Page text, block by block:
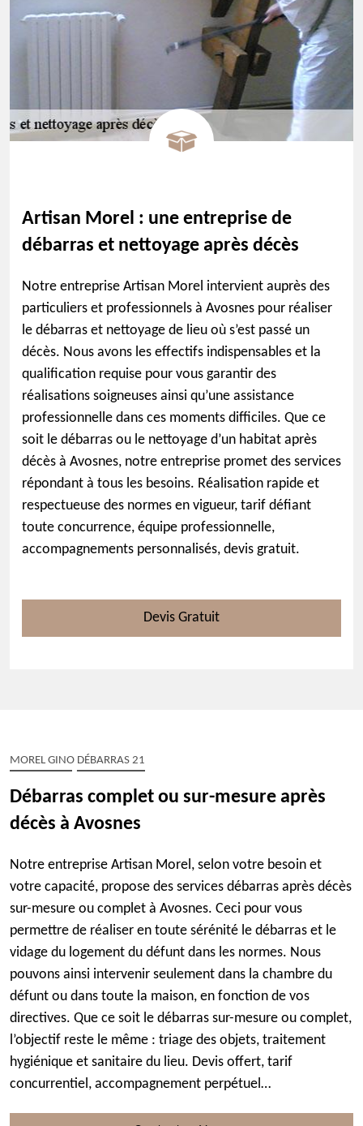
Artisan Morel : une entreprise de
débarras et nettoyage après décès
Notre entreprise Artisan Morel intervient auprès des
particuliers et professionnels à Avosnes pour réaliser
le débarras et nettoyage de lieu où s’est passé un
décès. Nous avons les effectifs indispensables et la
qualification requise pour vous garantir des
réalisations soigneuses ainsi qu’une assistance
professionnelle dans ces moments difficiles. Que ce
soit le débarras ou le nettoyage d’un habitat après
décès à Avosnes, notre entreprise promet des services
répondant à tous les besoins. Réalisation rapide et
respectueuse des normes en vigueur, tarif défiant
toute concurrence, équipe professionnelle,
accompagnements personnalisés, devis gratuit.
Devis Gratuit
MOREL GINO DÉBARRAS 21
Débarras complet ou sur-mesure après
décès à Avosnes
Notre entreprise Artisan Morel, selon votre besoin et
votre capacité, propose des services débarras après décès
sur-mesure ou complet à Avosnes. Ceci pour vous
permettre de réaliser en toute sérénité le débarras et le
vidage du logement du défunt dans les normes. Nous
pouvons ainsi intervenir seulement dans la chambre du
défunt ou dans toute la maison, en fonction de vos
directives. Que ce soit le débarras sur-mesure ou complet,
l’objectif reste le même : triage des objets, traitement
hygiénique et sanitaire du lieu. Devis offert, tarif
concurrentiel, accompagnement perpétuel…